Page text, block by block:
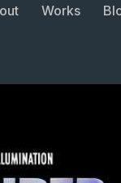
Works